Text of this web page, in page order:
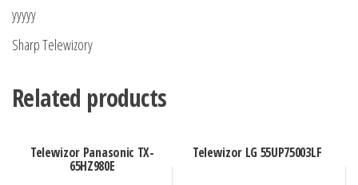
yyyyy
Sharp Telewizory
Related products
Telewizor Panasonic TX-
65HZ980E
Telewizor LG 55UP75003LF